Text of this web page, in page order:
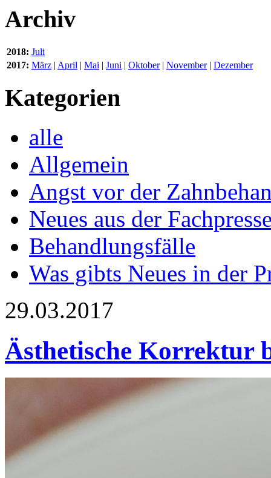
Archiv
2018: Juli
2017: März | April | Mai | Juni | Oktober| November| Dezember
Kategorien
alle
Allgemein
Angst vor der
Neues aus der
Behandlungsfälle
Was gibts Neues in der
29.03.2017
Ästhetische Korrektur